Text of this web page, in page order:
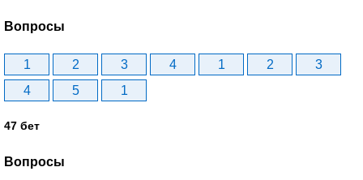
Вопросы
1 2 3 4 1 2
3
4
5 1
47 бет
Вопросы